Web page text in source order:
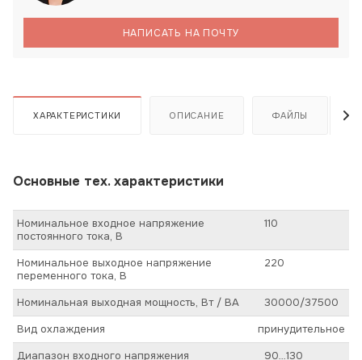
НАПИСАТЬ НА ПОЧТУ
ХАРАКТЕРИСТИКИ ОПИСАНИЕ ФАЙЛЫ
Основные тех. характеристики
Номинальное входное напряжение
постоянного тока, В
110
Номинальное выходное напряжение
переменного тока, В
220
Номинальная выходная мощность, Вт / ВА
30000/37500
Вид охлаждения
принудительное
Диапазон входного напряжения
90…130